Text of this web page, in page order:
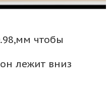
чтобы
лежит вниз